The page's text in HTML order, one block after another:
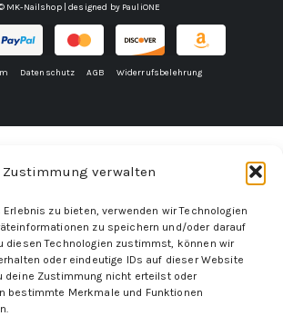
Zustimmung verwalten
zu bieten, verwenden wir Technologien
zu speichern und/oder darauf
diesen Technologien zustimmst, können wir
oder eindeutige IDs auf dieser Website
deine Zustimmung nicht erteilst oder
bestimmte Merkmale und Funktionen
MK-Nailshop | designed by PauliONE
Datenschutz AGB Widerrufsbelehrung